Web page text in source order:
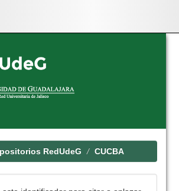
RedUdeG CUCBA